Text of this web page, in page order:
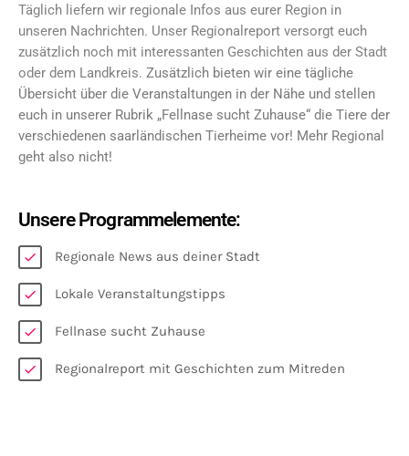
Täglich liefern wir regionale Infos aus eurer Region in
unseren Nachrichten. Unser Regionalreport versorgt euch
zusätzlich noch mit interessanten Geschichten aus der Stadt
oder dem Landkreis. Zusätzlich bieten wir eine tägliche
Übersicht über die Veranstaltungen in der Nähe und stellen
euch in unserer Rubrik „Fellnase sucht Zuhause“ die Tiere der
verschiedenen saarländischen Tierheime vor! Mehr Regional
geht also nicht!
Unsere Programmelemente:
check Regionale News aus deiner Stadt
check Lokale Veranstaltungstipps
check Fellnase sucht Zuhause
check Regionalreport mit Geschichten zum Mitreden